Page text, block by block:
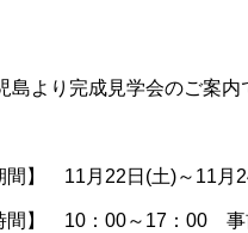
島より完成見学会のご案内
間】 11月22日(土)～11月
間】 10：00～17：00 事